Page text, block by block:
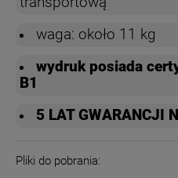
waga: około 11 kg
wydruk posiada
B1
5 LAT GWARANCJI
Pliki do pobrania: